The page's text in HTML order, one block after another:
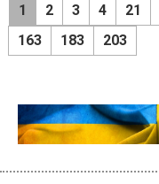
1 2 3 4 21
163
183 203